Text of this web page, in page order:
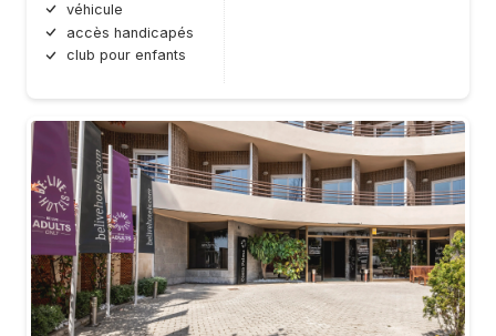
véhicule
accès handicapés
club pour enfants